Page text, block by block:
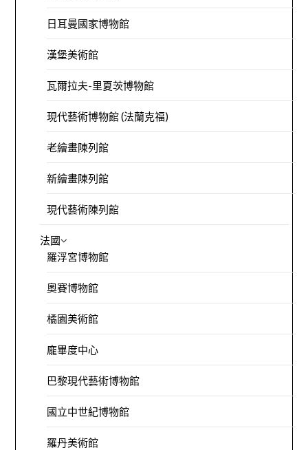
日耳曼國家博物館
漢堡美術館
瓦爾拉夫-里夏茨博物館
現代藝術博物館 (法蘭克福)
老繪畫陳列館
新繪畫陳列館
現代藝術陳列館
法國
羅浮宮博物館
奧賽博物館
橘園美術館
龐畢度中心
巴黎現代藝術博物館
國立中世紀博物館
羅丹美術館